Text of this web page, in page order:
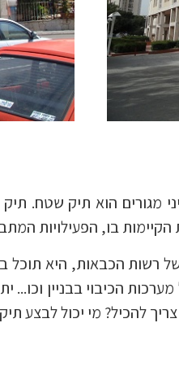
מגורים הוא תיק שטח.
הקיימות בו, הפעילויות
הכבאות, היא תוכל
מערכות הכיבוי בבניין
להכיל? מי יכול לבצע